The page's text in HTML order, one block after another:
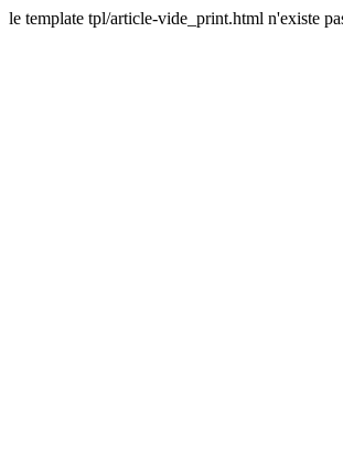
le template tpl/article-vide_print.html n'existe